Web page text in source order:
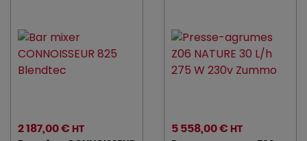
2 187,00 € HT
5 558,00 € HT